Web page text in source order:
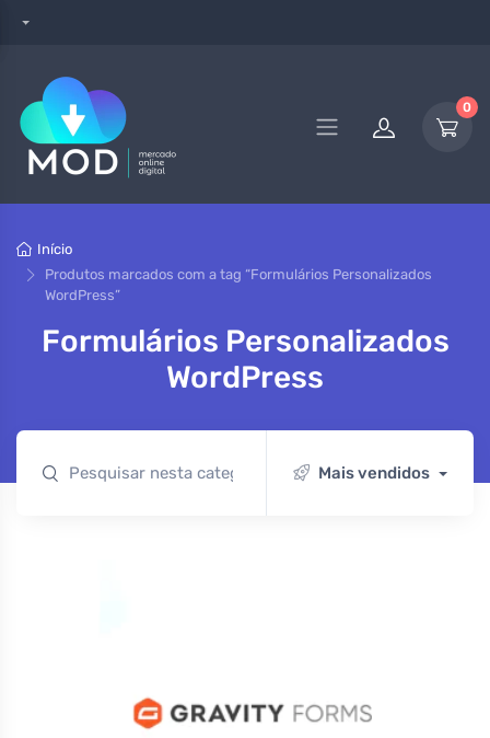
0
Início
Produtos marcados com a tag “Formulários Personalizados
WordPress”
Formulários Personalizados
WordPress
Mais vendidos